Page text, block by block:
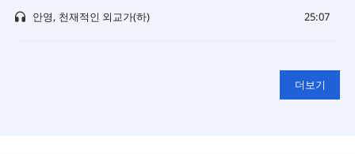
안영, 천재적인 외교가(하) 25:07
더보기